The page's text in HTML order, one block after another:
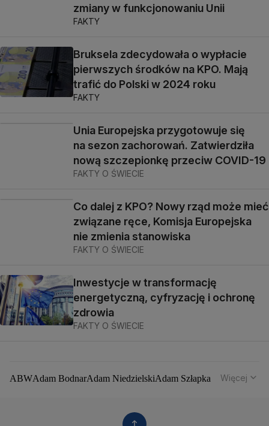
zmiany w funkcjonowaniu Unii
FAKTY
Bruksela zdecydowała o wypłacie
pierwszych środków na KPO. Mają
trafić do Polski w 2024 roku
FAKTY
Unia Europejska przygotowuje się
na sezon zachorowań. Zatwierdziła
nową szczepionkę przeciw COVID-19
FAKTY O ŚWIECIE
Co dalej z KPO? Nowy rząd może mieć
związane ręce, Komisja Europejska
nie zmienia stanowiska
FAKTY O ŚWIECIE
Inwestycje w transformację
energetyczną, cyfryzację i ochronę
zdrowia
FAKTY O ŚWIECIE
ABWAdam BodnarAdam NiedzielskiAdam Szłapka
Aleksander Kwaśniewski
Więcej